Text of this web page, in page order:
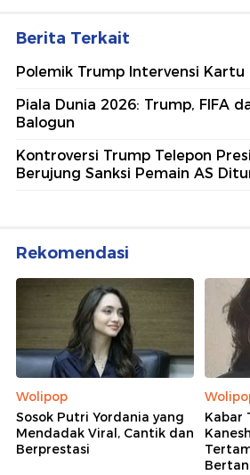
Berita Terkait
Polemik Trump Intervensi Kartu
Piala Dunia 2026: Trump, FIFA
Balogun
Kontroversi Trump Telepon
Berujung Sanksi Pemain AS
Rekomendasi
Wolipop
Sosok Putri Yordania yang
Mendadak Viral, Cantik dan
Berprestasi
Kabar